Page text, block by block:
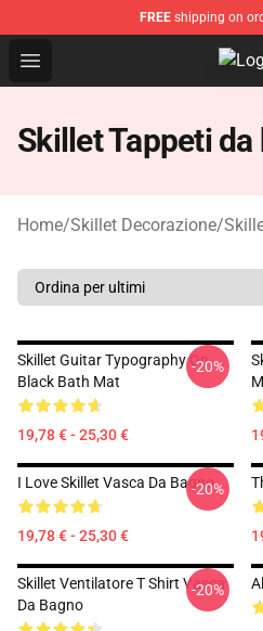
FREE shipping on
Open menu
Skillet Tappeti da
Home/Skillet Decorazione/
Skillet Guitar Typography On
Black Bath Mat
19,78 € - 25,30 €
-20%
I Love Skillet Vasca Da Bagno
19,78 € - 25,30 €
-20%
Skillet Ventilatore T Shirt Vasca
Da Bagno
-20%